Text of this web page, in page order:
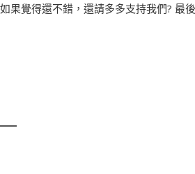
果覺得還不錯，還請多多支持我們? 最